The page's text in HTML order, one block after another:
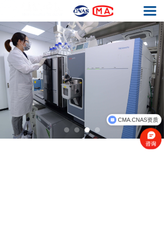
끀
基因毒性杂质检测
元素杂质检测
生物药工艺残留检测
结构确证
质量体系
CMA.CNAS资质